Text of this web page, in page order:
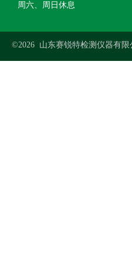
周六、周日休息
©2026 山东赛锐特检测仪器有限